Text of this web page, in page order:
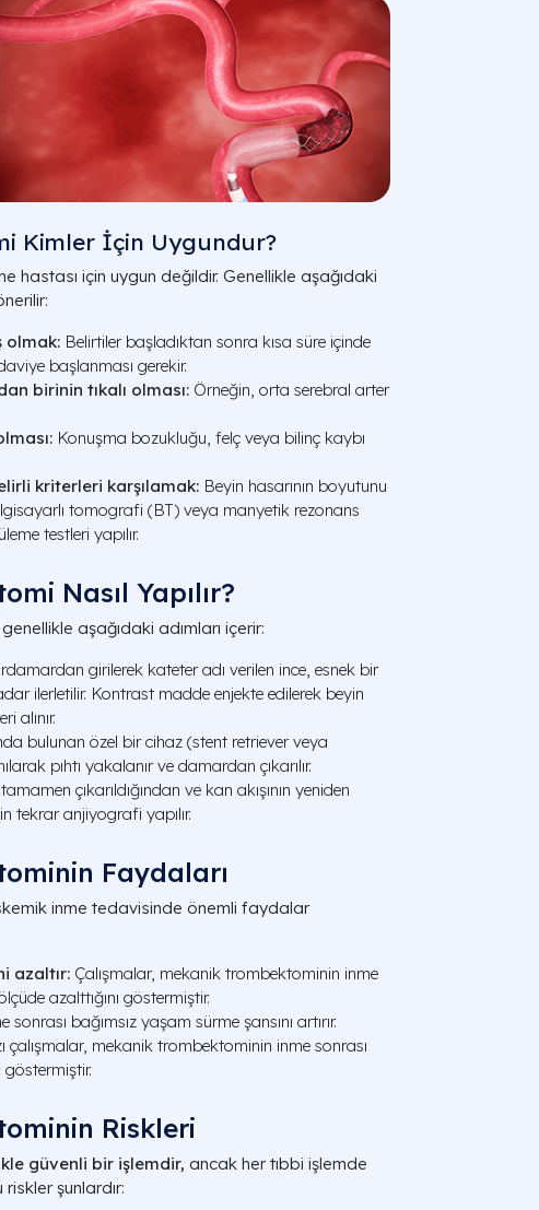
Kimler İçin Uygundur?
hastası için uygun değildir. Genellikle aşağıdaki
olmak: Belirtiler başladıktan sonra kısa süre içinde
başlanması gerekir.
birinin tıkalı olması: Örneğin, orta serebral arter
Konuşma bozukluğu, felç veya bilinç kaybı
kriterleri karşılamak: Beyin hasarının boyutunu
tomografi (BT) veya manyetik rezonans
testleri yapılır.
Nasıl Yapılır?
genellikle aşağıdaki adımları içerir:
girilerek kateter adı verilen ince, esnek bir
ilerletilir. Kontrast madde enjekte edilerek beyin
alınır.
bulunan özel bir cihaz (stent retriever veya
pıhtı yakalanır ve damardan çıkarılır.
tamamen çıkarıldığından ve kan akışının yeniden
tekrar anjiyografi yapılır.
Faydaları
inme tedavisinde önemli faydalar
azaltır: Çalışmalar, mekanik trombektominin inme
azalttığını göstermiştir.
sonrası bağımsız yaşam sürme şansını artırır.
çalışmalar, mekanik trombektominin inme sonrası
Riskleri
güvenli bir işlemdir, ancak her tıbbi işlemde
şunlardır: